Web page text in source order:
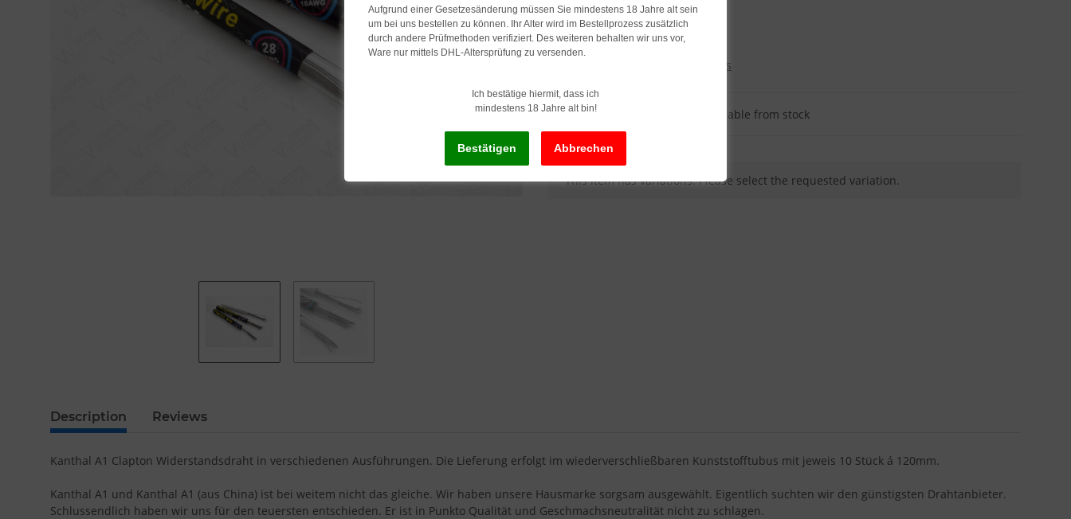
from5,95
shipping costs
Delivery status: Immediately available from stock
x
This item has variations. Please select the requested variation.
Description Reviews
Kanthal A1 Clapton Widerstandsdraht in verschiedenen Ausführungen. Die Lieferung erfolgt im wiederverschließbaren Kunststofftubus mit jeweis 10 Stück á 120mm.
Kanthal A1 und Kanthal A1 (aus China) ist bei weitem nicht das gleiche. Wir haben unsere Hausmarke sorgsam ausgewählt. Eigentlich suchten wir den günstigsten Drahtanbieter.
Schlussendlich haben wir uns für den teuersten entschieden. Er ist in Punkto Qualität und Geschmachsneutralität nicht zu schlagen.
Aufgrund einer Gesetzesänderung müssen Sie mindestens 18 Jahre alt sein
um bei uns bestellen zu können. Ihr Alter wird im Bestellprozess zusätzlich
durch andere Prüfmethoden verifiziert. Des weiteren behalten wir uns vor,
Ware nur mittels DHL-Altersprüfung zu versenden.
Ich bestätige hiermit, dass ich
mindestens 18 Jahre alt bin!